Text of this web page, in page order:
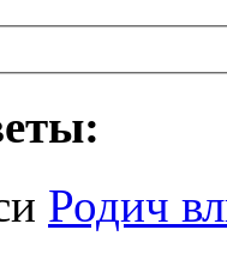
Родич